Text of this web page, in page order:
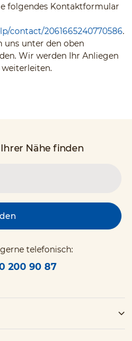
folgendes Kontaktformular
contact/2061665240770586.
uns unter den oben
Wir werden Ihr Anliegen
Nähe finden
telefonisch:
200 90 87